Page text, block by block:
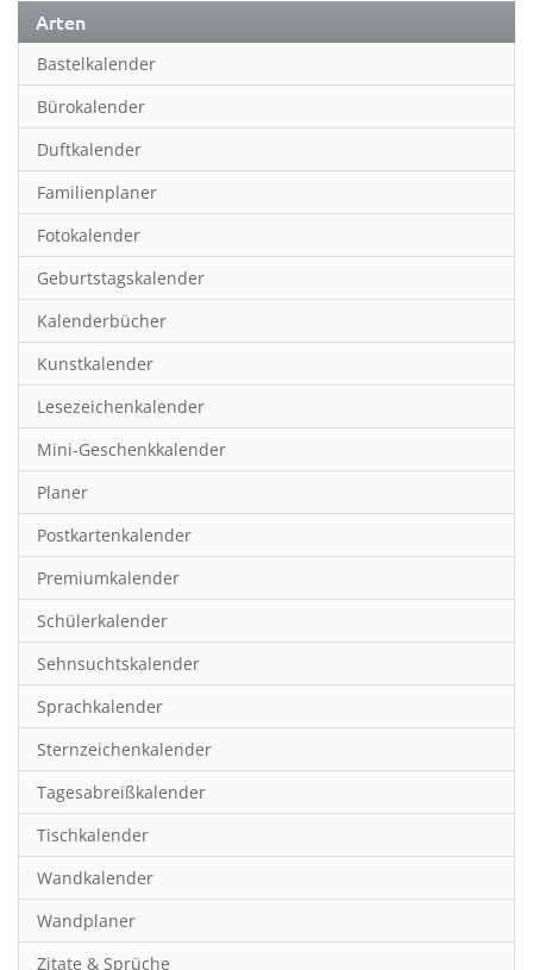
Erotik
Essen & Trinken
Familienplaner
Fantasy
Film
Fotokunst
Frauen
Fußball
Gaming
Geburtstagskalender
Geschichte
Hobby & Basteln
Humor & Cartoon
Inspiration & Entspannung
Inspiration & Spiritualität
Kinderkalender
Kunst
Länder & Städte
Landschaft & Natur
Lifestyle
Literatur
Manga & Animé
Neutrale Kalender
Arten
Bastelkalender
Bürokalender
Duftkalender
Familienplaner
Fotokalender
Geburtstagskalender
Kalenderbücher
Kunstkalender
Lesezeichenkalender
Mini-Geschenkkalender
Planer
Postkartenkalender
Premiumkalender
Schülerkalender
Sehnsuchtskalender
Sprachkalender
Sternzeichenkalender
Tagesabreißkalender
Tischkalender
Wandkalender
Wandplaner
Zitate & Sprüche